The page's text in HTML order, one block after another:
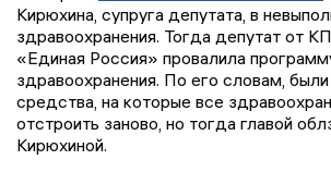
Кирюхина, супруга депутата, в
здравоохранения. Тогда депутат от
«Единая Россия» провалила
здравоохранения. По его словам,
средства, на которые все
отстроить заново, но тогда главой
Кирюхиной.